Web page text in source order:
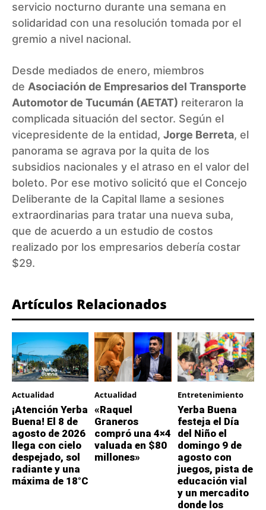
servicio nocturno durante una semana en
solidaridad con una resolución tomada por el
gremio a nivel nacional.
Desde mediados de enero, miembros
de Asociación de Empresarios del Transporte
Automotor de Tucumán (AETAT) reiteraron la
complicada situación del sector. Según el
vicepresidente de la entidad, Jorge Berreta, el
panorama se agrava por la quita de los
subsidios nacionales y el atraso en el valor del
boleto. Por ese motivo solicitó que el Concejo
Deliberante de la Capital llame a sesiones
extraordinarias para tratar una nueva suba,
que de acuerdo a un estudio de costos
realizado por los empresarios debería costar
$29.
Artículos Relacionados
Actualidad
¡Atención Yerba
Buena! El 8 de
agosto de 2026
llega con cielo
despejado, sol
radiante y una
máxima de 18°C
Actualidad
«Raquel
Graneros
compró una 4×4
valuada en $80
millones»
Entretenimiento
Yerba Buena
festeja el Día
del Niño el
domingo 9 de
agosto con
juegos, pista de
educación vial
y un mercadito
donde los